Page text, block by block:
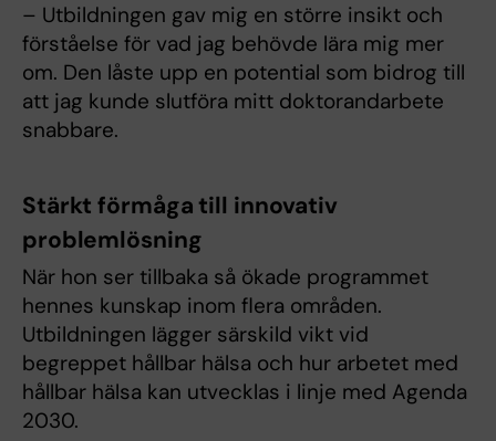
– Utbildningen gav mig en större insikt och
förståelse för vad jag behövde lära mig mer
om. Den låste upp en potential som bidrog till
att jag kunde slutföra mitt doktorandarbete
snabbare.
Stärkt förmåga till innovativ
problemlösning
När hon ser tillbaka så ökade programmet
hennes kunskap inom flera områden.
Utbildningen lägger särskild vikt vid
begreppet hållbar hälsa och hur arbetet med
hållbar hälsa kan utvecklas i linje med Agenda
2030.